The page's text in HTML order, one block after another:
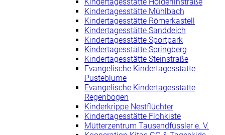
Kindertagesstätte Mühlbach
Kindertagesstätte Römerkastell
Kindertagesstätte Sanddeich
Kindertagesstätte Sportpark
Kindertagesstätte Springberg
Kindertagesstätte Steinstraße
Evangelische Kindertagesstätte
Pusteblume
Evangelische Kindertagesstätte
Regenbogen
Kinderkrippe Nestflüchter
Kindertagesstätte Flohkiste
Mütterzentrum Tausendfüssler e. V.